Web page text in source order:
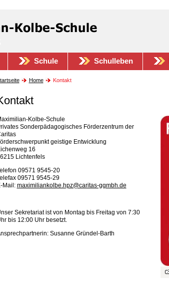
Schule Schulleben
Home Kontakt
Kolbe-Schule
Sonderpädagogisches Förderzentrum der
geistige Entwicklung
16
Lichtenfels
09571 9545-20
09571 9545-29
Mail: maximiliankolbe.hpz@caritas-ggmbh.de
Sekretariat ist von Montag bis Freitag von 7:30
bis 12:00 Uhr besetzt.
Susanne Gründel-Barth